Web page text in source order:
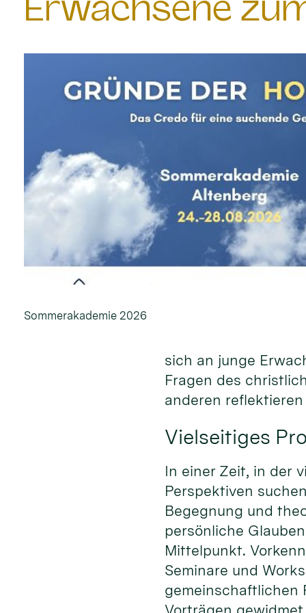
Erwachsene
Sommerakademie 2026
sich an junge
Fragen des
anderen
Vielseitiges
In einer Zeit, in der
Perspektiven
Begegnung und
persönliche
Mittelpunkt.
Seminare und
gemeinschaftlichen